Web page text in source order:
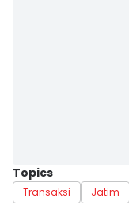
Topics
Transaksi Jatim